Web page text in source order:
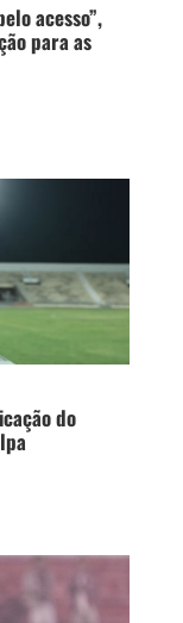
acesso”,
para as
do